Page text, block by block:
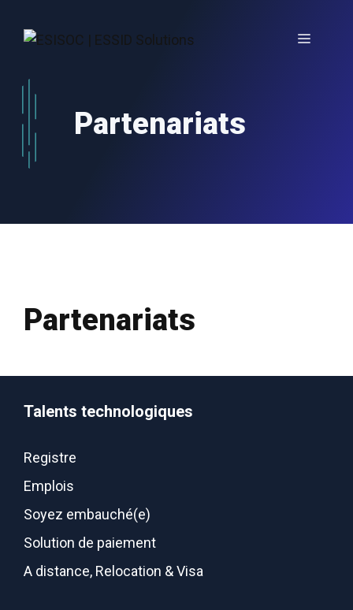
Menu
Partenariats
Partenariats
Talents technologiques
Registre
Emplois
Soyez embauché(e)
Solution de paiement
A distance, Relocation & Visa